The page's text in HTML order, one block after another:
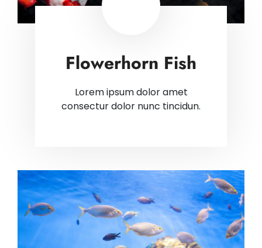
Flowerhorn Fish
Lorem ipsum dolor amet
consectur dolor nunc tincidun.